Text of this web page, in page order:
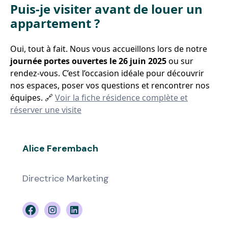
Alice Ferembach
Directrice Marketing
Puis-je visiter avant de louer un
appartement ?
Oui, tout à fait. Nous vous accueillons lors de notre
journée portes ouvertes le 26 juin 2025ou sur
rendez-vous. C’est l’occasion idéale pour découvrir
nos espaces, poser vos questions et rencontrer nos
équipes. 🔗 Voir la fiche résidence complète et
réserver une visite